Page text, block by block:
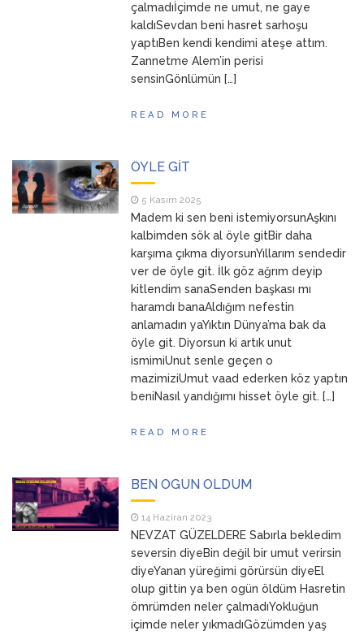
çalmadıİçimde ne umut, ne gaye
kaldıSevdan beni hasret sarhoşu
yaptıBen kendi kendimi ateşe attım.
Zannetme Alem’in perisi
sensinGönlümün […]
READ MORE
ÖYLE GİT
5 Kasım 2025
Madem ki sen beni istemiyorsunAşkını
kalbimden sök al öyle gitBir daha
karşıma çıkma diyorsunYıllarım sendedir
ver de öyle git. İlk göz ağrım deyip
kitlendim sanaSenden başkası mı
haramdı banaAldığım nefestin
anlamadın yaYıktın Dünya’ma bak da
öyle git. Diyorsun ki artık unut
ismimiUnut senle geçen o
mazimiziUmut vaad ederken köz yaptın
beniNasıl yandığımı hisset öyle git. […]
READ MORE
BEN OGÜN ÖLDÜM
14 Haziran 2023
NEVZAT GÜZELDERE Sabırla bekledim
seversin diyeBin değil bir umut verirsin
diyeYanan yüreğimi görürsün diyeEl
olup gittin ya ben ogün öldüm Hasretin
ömrümden neler çalmadıYokluğun
içimde neler yıkmadıGözümden yaş